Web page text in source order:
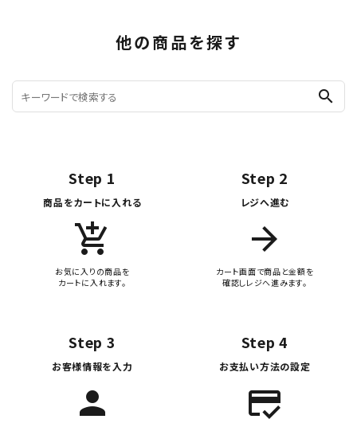
他の商品を探す
search
Step 1
商品をカートに入れる
add_shopping_cart
お気に入りの商品を
カートに入れます。
Step 2
レジへ進む
arrow_forward
カート画面で商品と金額を
確認しレジへ進みます。
Step 3
お客様情報を入力
person
Step 4
お支払い方法の設定
credit_score